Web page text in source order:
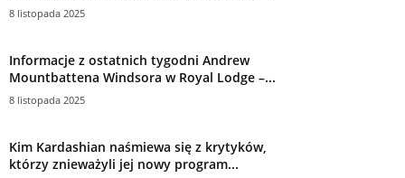
8 listopada 2025
Informacje z ostatnich tygodni Andrew
Mountbattena Windsora w Royal Lodge –...
8 listopada 2025
Kim Kardashian naśmiewa się z krytyków,
którzy znieważyli jej nowy program...